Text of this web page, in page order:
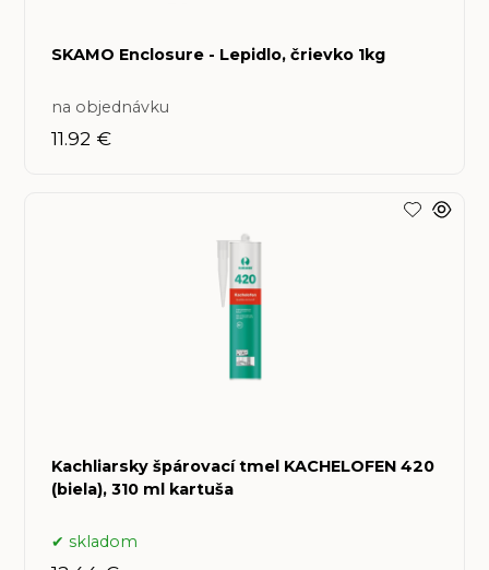
SKAMO Enclosure - Lepidlo, črievko 1kg
na objednávku
11.92 €
Kachliarsky špárovací tmel KACHELOFEN 420
(biela), 310 ml kartuša
skladom